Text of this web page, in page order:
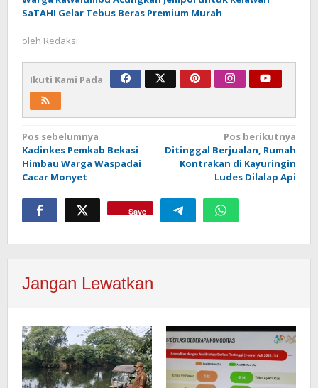
SaTAHI Gelar Tebus Beras Premium Murah
oleh Redaksi
Ikuti Kami Pada
Navigasi
pos
Pos sebelumnya
Kadinkes Pemkab Bekasi
Himbau Warga Waspadai
Cacar Monyet
Pos berikutnya
Ditinggal Berjualan, Rumah
Kontrakan di Kayuringin
Ludes Dilalap Api
Save
Jangan Lewatkan